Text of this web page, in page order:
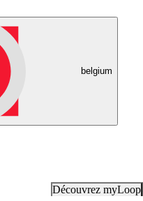
belgium
Découvrez myLoop